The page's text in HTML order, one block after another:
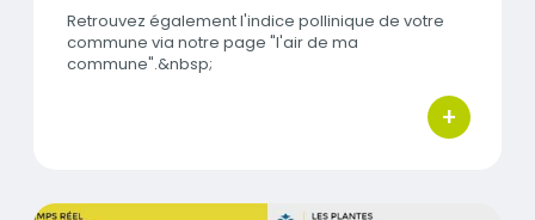
Retrouvez également l'indice pollinique de votre
commune via notre page "l'air de ma
commune".&nbsp;
+
bouton